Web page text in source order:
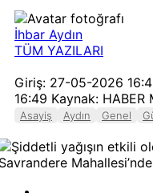
İhbar Aydın
TÜM YAZILARI
Giriş: 27-05-2026
16:49 Kaynak: HABER
Asayiş Aydın Genel